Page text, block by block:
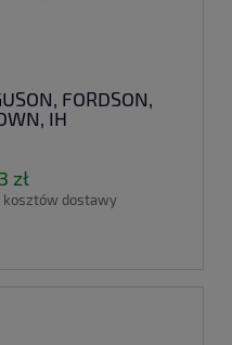
FORDSON,
IH
zł
kosztów dostawy